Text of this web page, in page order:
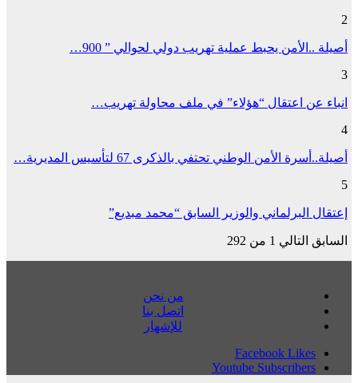
2
أصيلة ..الأمن يحبط عملية تهريب دولي لحوالي ” 900…
3
انباء عن اعتقال “هؤلاء” في ملف محاولة تهريب…
4
أصيلة..أسرة الأمن الوطني تحتفي بالذكرى 67 لتأسيس المديرية…
5
إعتقال البرلماني والوزير السابق “محمد مبديع”
السابق التالي 1 من 292
من نحن
اتصل بنا
للإشهار
Facebook Likes
Youtube Subscribers